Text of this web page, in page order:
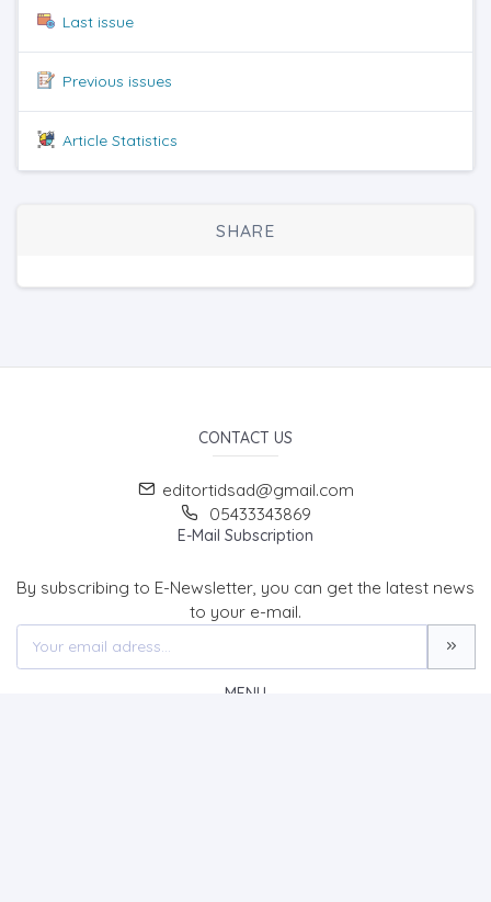
Last issue
Previous issues
Article Statistics
SHARE
CONTACT US
editortidsad@gmail.com
05433343869
E-Mail Subscription
By subscribing to E-Newsletter, you can get the latest news
to your e-mail.
MENU